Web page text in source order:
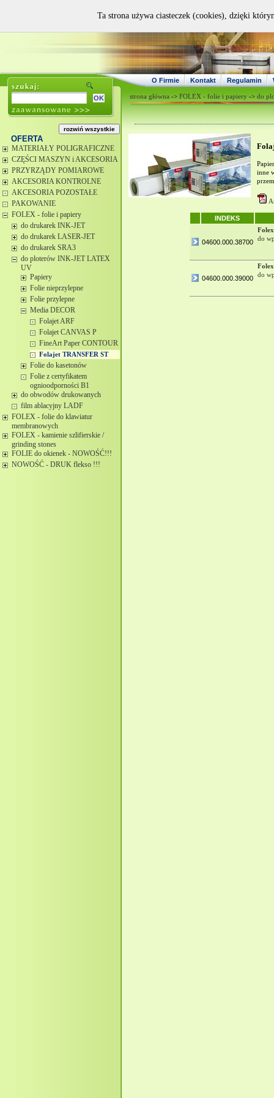
O Firmie Kontakt Regulamin
OFERTA
MATERIAŁY POLIGRAFICZNE
CZĘŚCI MASZYN i AKCESORIA
PRZYRZĄDY POMIAROWE
AKCESORIA KONTROLNE
AKCESORIA POZOSTAŁE
PAKOWANIE
FOLEX - folie i papiery
do drukarek INK-JET
do drukarek LASER-JET
do drukarek SRA3
do ploterów INK-JET LATEX
UV
Papiery
Folie nieprzylepne
Folie przylepne
Media DECOR
Folajet ARF
Folajet CANVAS P
FineArt Paper CONTOUR
Folajet TRANSFER ST
Folie do kasetonów
Folie z certyfikatem
ognioodporności B1
do obwodów drukowanych
film ablacyjny LADF
FOLEX - folie do klawiatur
membranowych
FOLEX - kamienie szlifierskie /
grinding stones
FOLIE do okienek - NOWOŚĆ!!!
NOWOŚĆ - DRUK flekso !!!
strona główna -> FOLEX - folie i papiery -> do
inne
INDEKS
04600.000.38700
Folex
do
04600.000.39000
Folex
do
Ta strona używa ciasteczek (cookies), dzięki